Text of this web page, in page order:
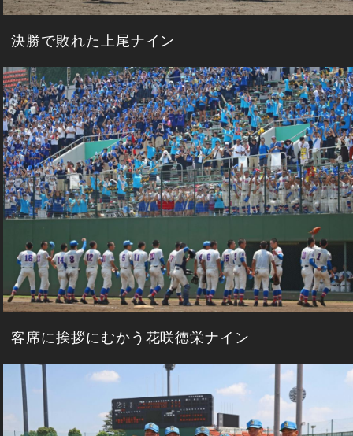
決勝で敗れた上尾ナイン
客席に挨拶にむかう花咲徳栄ナイン